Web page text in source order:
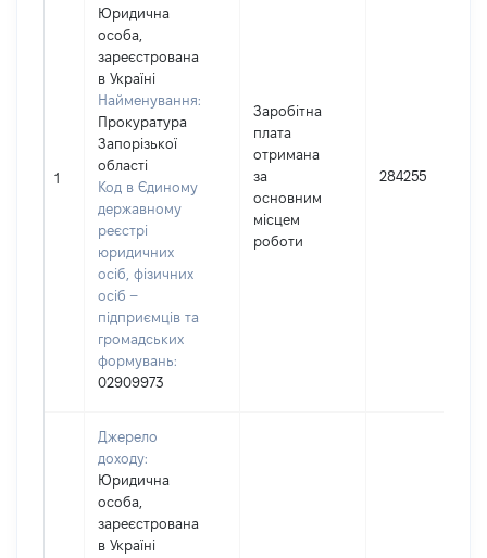
1
Юридична
особа,
зареєстрована
в Україні
Найменування:
Прокуратура
Запорізької
області
Код в Єдиному
державному
реєстрі
юридичних
осіб, фізичних
осіб –
підприємців та
громадських
формувань:
02909973
Заробітна
плата
отримана
за
основним
місцем
роботи
284255
Джерело
доходу:
Юридична
особа,
зареєстрована
в Україні